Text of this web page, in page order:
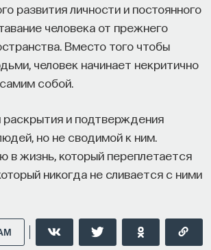
развития личности и постоянного
человека от прежнего
Вместо того чтобы
человек начинает некритично
собой.
и подтверждения
но не сводимой к ним.
в жизнь, который переплетается
никогда не сливается с ними